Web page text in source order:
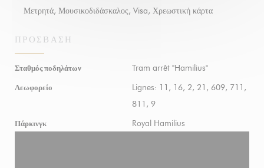
Μετρητά, Μουσικοδιδάσκαλος, Visa, Χρεωστική κάρτα
ΠΡΌΣΒΑΣΗ
Σταθμός ποδηλάτων Tram arrêt "Hamilius"
Λεωφορείο
Lignes: 11, 16, 2, 21, 609, 711,
811, 9
Πάρκινγκ Royal Hamilius